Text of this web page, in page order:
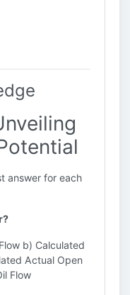
answer for each
b) Calculated
Actual Open
Flow